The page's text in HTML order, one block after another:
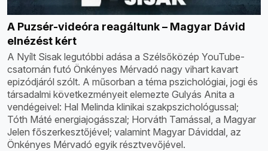
A Puzsér-videóra reagáltunk – Magyar Dávid
elnézést kért
A Nyílt Sisak legutóbbi adása a Szélsőközép YouTube-
csatornán futó Önkényes Mérvadó nagy vihart kavart
epizódjáról szólt. A műsorban a téma pszichológiai, jogi és
társadalmi következményeit elemezte Gulyás Anita a
vendégeivel: Hal Melinda klinikai szakpszichológussal;
Tóth Máté energiajogásszal; Horváth Tamással, a Magyar
Jelen főszerkesztőjével; valamint Magyar Dáviddal, az
Önkényes Mérvadó egyik résztvevőjével.